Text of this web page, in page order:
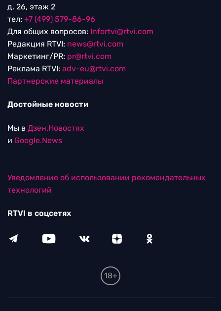
д. 26, этаж 2
тел: +7 (499) 579-86-96
Для общих вопросов: Infortvi@rtvi.com
Редакция RTVI: news@rtvi.com
Маркетинг/PR: pr@rtvi.com
Реклама RTVI: adv-eu@rtvi.com
Партнерские материалы
Достойные новости
Мы в Дзен.Новостях
и Google.News
Уведомление об использовании рекомендательных
технологий
RTVI в соцсетях
18+